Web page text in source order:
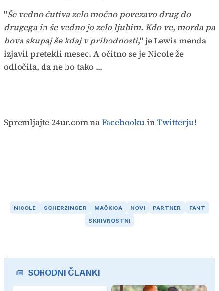
"Še vedno čutiva zelo močno povezavo drug do
drugega in še vedno jo zelo ljubim. Kdo ve, morda pa
bova skupaj še kdaj v prihodnosti," je Lewis menda
izjavil pretekli mesec. A očitno se je Nicole že
odločila, da ne bo tako ...
Spremljajte 24ur.com naFacebookuinTwitterju!
NICOLE SCHERZINGER MAČKICA NOVI PARTNER
FANT
SKRIVNOSTNI
SORODNI ČLANKI